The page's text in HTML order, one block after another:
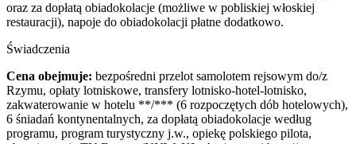
oraz za dopłatą obiadokolacje (możliwe w pobliskiej włoskiej
restauracji), napoje do obiadokolacji płatne dodatkowo.
Świadczenia
Cena obejmuje: bezpośredni przelot samolotem rejsowym do/z
Rzymu, opłaty lotniskowe, transfery lotnisko-hotel-lotnisko,
zakwaterowanie w hotelu **/*** (6 rozpoczętych dób hotelowych),
6 śniadań kontynentalnych, za dopłatą obiadokolacje według
programu, program turystyczny j.w., opiekę polskiego pilota,